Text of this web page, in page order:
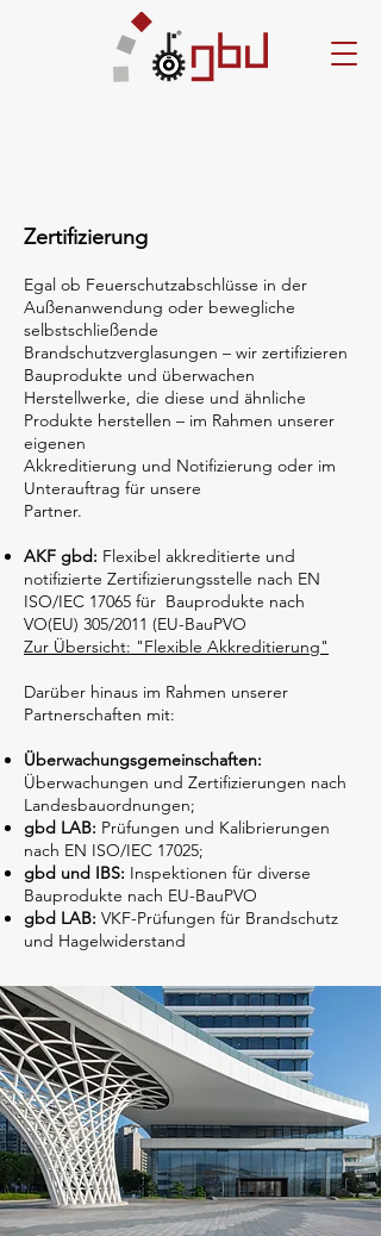
Zertifizierung
Egal ob Feuerschutzabschlüsse in der
Außenanwendung oder bewegliche
selbstschließende
Brandschutzverglasungen – wir zertifizieren
Bauprodukte und überwachen
Herstellwerke, die diese und ähnliche
Produkte herstellen – im Rahmen unserer
eigenen
Akkreditierung und Notifizierung oder im
Unterauftrag für unsere
Partner.
AKF gbd: Flexibel akkreditierte und
notifizierte Zertifizierungsstelle nach EN
ISO/IEC 17065 für Bauprodukte nach
VO(EU) 305/2011 (EU-BauPVO
Zur Übersicht: "Flexible Akkreditierung"
Darüber hinaus im Rahmen unserer
Partnerschaften mit:
Überwachungsgemeinschaften:
Überwachungen und Zertifizierungen nach
Landesbauordnungen;
gbd LAB: Prüfungen und Kalibrierungen
nach EN ISO/IEC 17025;
gbd und IBS: Inspektionen für diverse
Bauprodukte nach EU-BauPVO
gbd LAB: VKF-Prüfungen für Brandschutz
und Hagelwiderstand